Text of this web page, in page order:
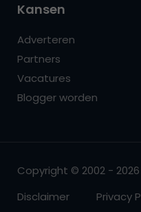
Kansen
Adverteren
Partners
Vacatures
Blogger worden
Copyright © 2002 -
Disclaimer
Privacy